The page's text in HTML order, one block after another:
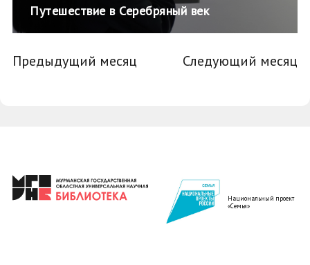
Путешествие в Серебряный век
Предыдущий месяц Следующий месяц
Национальный проект
«Семья»